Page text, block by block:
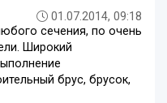
01.07.2014, 09:18
сечения, по очень
Широкий
брус, брусок,